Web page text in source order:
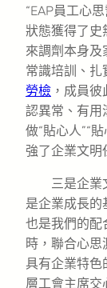
“EAP員工心
狀態獲得了史
來調劑本身及
常識培訓、扎
勞檢 ，成員
認異常、有用
做“貼心人”“
強了企業文明
三是企業
是企業成長的
也是我們的配
時，聯合心
具有企業特色
層工會主席交